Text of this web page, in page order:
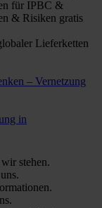
für IPBC &
& Risiken gratis
Lieferketten
– Vernetzung
in
stehen.